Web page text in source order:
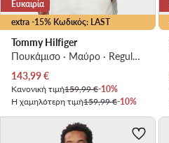
extra -15% Κωδικός: LAST
Ευκαιρία
Tommy Hilfiger
Πουκάμισο · Μαύρο · Regular Fit
Τρέχουσα τιμή
143,99€
Κανονική τιμή159,99 €-10%
Η χαμηλότερη τιμή159,99 €-10%